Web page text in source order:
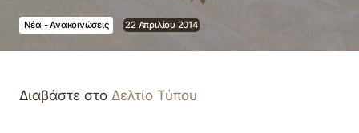
Νέα - Ανακοινώσεις 22 Απριλίου 2014
Διαβάστε στο Δελτίο Τύπου